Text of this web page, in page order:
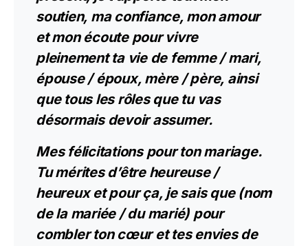
soutien, ma confiance, mon amour
et mon écoute pour vivre
pleinement ta vie de femme / mari,
épouse / époux, mère / père, ainsi
que tous les rôles que tu vas
désormais devoir assumer.
Mes félicitations pour ton mariage.
Tu mérites d’être heureuse /
heureux et pour ça, je sais que (nom
de la mariée / du marié) pour
combler ton cœur et tes envies de